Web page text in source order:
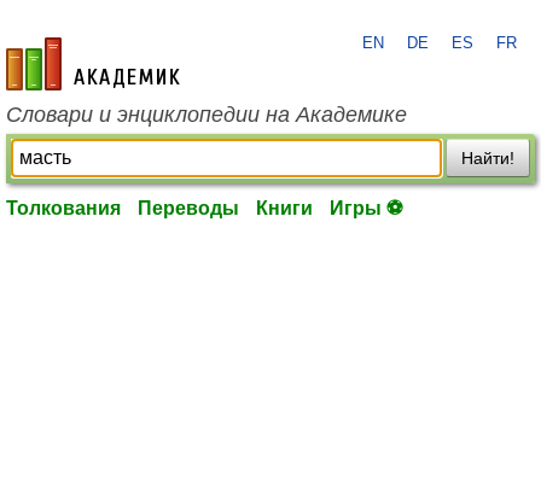
academic.ru
EN DE ES FR
Словари и энциклопедии на Академике
Найти!
Толкования Переводы Книги Игры ⚽